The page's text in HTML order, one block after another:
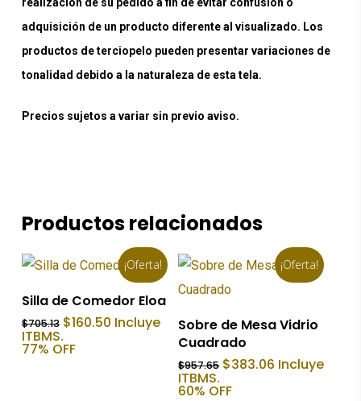
adquisición de un producto diferente al visualizado. Los
productos de terciopelo pueden presentar variaciones de
tonalidad debido a la naturaleza de esta tela.
Precios sujetos a variar sin previo aviso.
Productos relacionados
¡Oferta!
Añadir Al Carrito
Silla de Comedor Eloa
$705.13 El
precio
original
$160.50El
precio
Incluye
ITBMS.
77% OFF
¡Oferta!
Añadir Al Carrito
Sobre de Mesa Vidrio
Cuadrado
$957.65 El
original
$383.06 El
precio
Incluye
ITBMS.
60% OFF